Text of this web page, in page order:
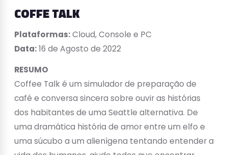
COFFE TALK
Plataformas:Cloud, Console e PC
Data:16 de Agosto de 2022
RESUMO
Coffee Talk é um simulador de preparação de
café e conversa sincera sobre ouvir as histórias
dos habitantes de uma Seattle alternativa. De
uma dramática história de amor entre um elfo e
uma súcubo a um alienígena tentando entender a